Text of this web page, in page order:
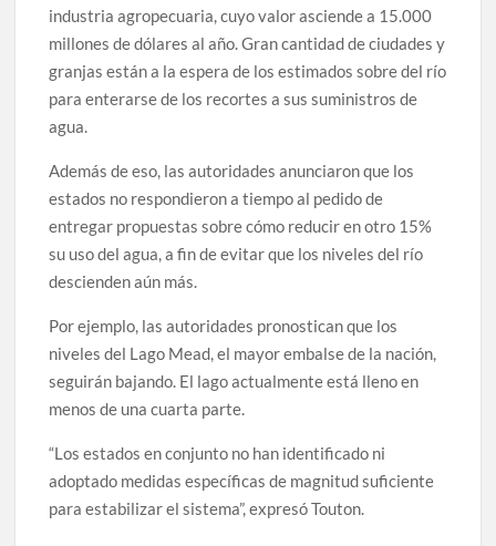
industria agropecuaria, cuyo valor asciende a 15.000
millones de dólares al año. Gran cantidad de ciudades y
granjas están a la espera de los estimados sobre del río
para enterarse de los recortes a sus suministros de
agua.
Además de eso, las autoridades anunciaron que los
estados no respondieron a tiempo al pedido de
entregar propuestas sobre cómo reducir en otro 15%
su uso del agua, a fin de evitar que los niveles del río
descienden aún más.
Por ejemplo, las autoridades pronostican que los
niveles del Lago Mead, el mayor embalse de la nación,
seguirán bajando. El lago actualmente está lleno en
menos de una cuarta parte.
“Los estados en conjunto no han identificado ni
adoptado medidas específicas de magnitud suficiente
para estabilizar el sistema”, expresó Touton.